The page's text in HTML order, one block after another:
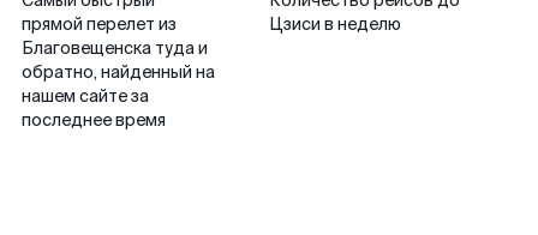
прямой перелет из
Благовещенска туда и
обратно, найденный на
нашем сайте за
последнее время
Цзиси в неделю